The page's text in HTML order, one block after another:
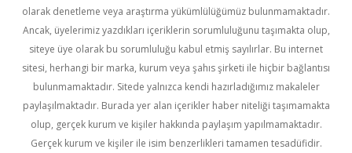
olarak denetleme veya araştırma yükümlülüğümüz bulunmamaktadır.
Ancak, üyelerimiz yazdıkları içeriklerin sorumluluğunu taşımakta olup,
siteye üye olarak bu sorumluluğu kabul etmiş sayılırlar. Bu internet
sitesi, herhangi bir marka, kurum veya şahıs şirketi ile hiçbir bağlantısı
bulunmamaktadır. Sitede yalnızca kendi hazırladığımız makaleler
paylaşılmaktadır. Burada yer alan içerikler haber niteliği taşımamakta
olup, gerçek kurum ve kişiler hakkında paylaşım yapılmamaktadır.
Gerçek kurum ve kişiler ile isim benzerlikleri tamamen tesadüfidir.